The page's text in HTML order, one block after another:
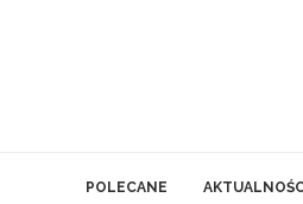
POLECANE